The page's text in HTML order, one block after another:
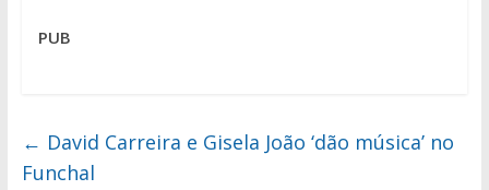
PUB
← David Carreira e Gisela João ‘dão música’ no
Funchal